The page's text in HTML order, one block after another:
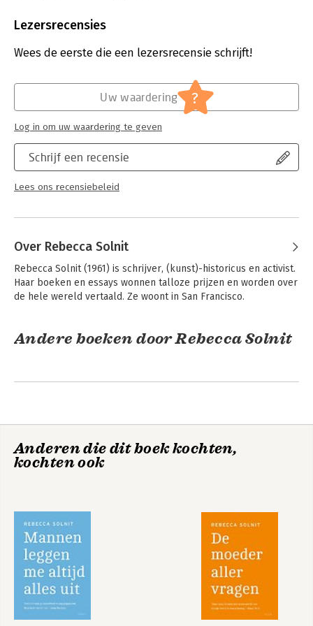
Uitgever:
Verschijningsdatum:
7-7-2026
Mens en maatschappij
25-8-2026
Lezersrecensies
Wees de eerste die een lezersrecensie schrijft!
Schrijf een recensie
Lees ons recensiebeleid
Uw waardering ?
Log in om uw waardering te geven
Over Rebecca Solnit
Rebecca Solnit (1961) is schrijver, (kunst)-historicus en activist.
Haar boeken en essays wonnen talloze prijzen en worden over
de hele wereld vertaald. Ze woont in San Francisco.
Andere boeken door Rebecca Solnit
Mannen leggen me
altijd alles uit
Mannen leggen me
altijd alles uit
Anderen die dit boek kochten,
kochten ook